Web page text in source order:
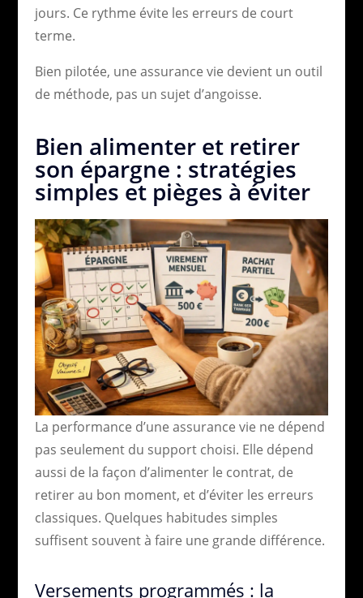
jours. Ce rythme évite les erreurs de court
terme.
Bien pilotée, une assurance vie devient un outil
de méthode, pas un sujet d’angoisse.
Bien alimenter et retirer
son épargne : stratégies
simples et pièges à éviter
La performance d’une assurance vie ne dépend
pas seulement du support choisi. Elle dépend
aussi de la façon d’alimenter le contrat, de
retirer au bon moment, et d’éviter les erreurs
classiques. Quelques habitudes simples
suffisent souvent à faire une grande différence.
Versements programmés : la